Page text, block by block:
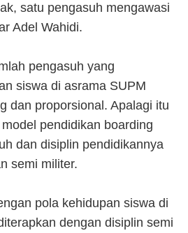
satu pengasuh mengawasi
Adel Wahidi.
pengasuh yang
siswa di asrama SUPM
dan proporsional. Apalagi itu
pendidikan boarding
dan disiplin pendidikannya
semi militer.
pola kehidupan siswa di
dengan disiplin semi